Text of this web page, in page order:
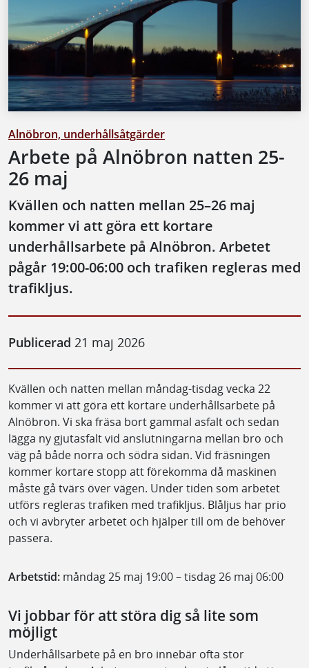
Alnöbron, underhållsåtgärder
Arbete på Alnöbron natten 25-
26 maj
Kvällen och natten mellan 25–26 maj
kommer vi att göra ett kortare
underhållsarbete på Alnöbron. Arbetet
pågår 19:00-06:00 och trafiken regleras med
trafikljus.
Publicerad 21 maj 2026
Kvällen och natten mellan måndag-tisdag vecka 22
kommer vi att göra ett kortare underhållsarbete på
Alnöbron. Vi ska fräsa bort gammal asfalt och sedan
lägga ny gjutasfalt vid anslutningarna mellan bro och
väg på både norra och södra sidan. Vid fräsningen
kommer kortare stopp att förekomma då maskinen
måste gå tvärs över vägen. Under tiden som arbetet
utförs regleras trafiken med trafikljus. Blåljus har prio
och vi avbryter arbetet och hjälper till om de behöver
passera.
Arbetstid: måndag 25 maj 19:00 – tisdag 26 maj 06:00
Vi jobbar för att störa dig så lite som
möjligt
Underhållsarbete på en bro innebär ofta stor